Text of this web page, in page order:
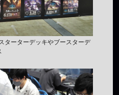
ターターデッキやブースターデ